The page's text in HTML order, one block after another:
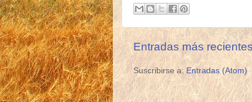
Entradas más
Suscribirse a:Entradas (Atom)